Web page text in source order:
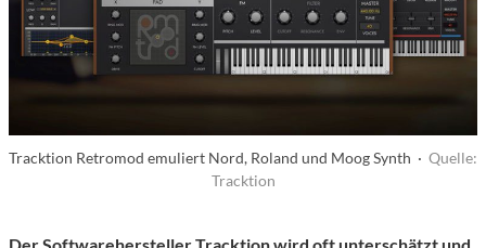
Tracktion Retromod emuliert Nord, Roland und Moog Synth · Quelle:
Tracktion